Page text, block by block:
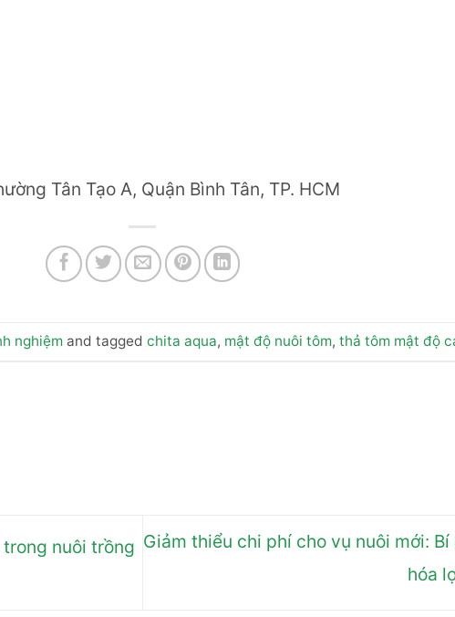
Tân Tạo A, Quận Bình Tân, TP. HCM
nghiệm and tagged chita aqua, mật độ nuôi tôm, thả tôm mật độ
nuôi trồng Giảm thiểu chi phí cho vụ nuôi mới:
hóa